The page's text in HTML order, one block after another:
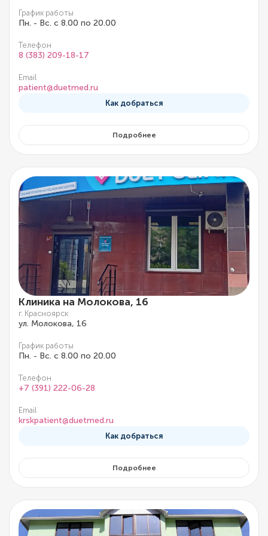
График работы
Пн. - Вс. с 8.00 по 20.00
Телефон
8 (383) 209-18-17
Email
patient@duetmed.ru
Как добраться
Подробнее
Клиника на Молокова, 16
г. Красноярск
ул. Молокова, 16
График работы
Пн. - Вс. с 8.00 по 20.00
Телефон
+7 (391) 222-06-28
Email
krskpatient@duetmed.ru
Как добраться
Подробнее